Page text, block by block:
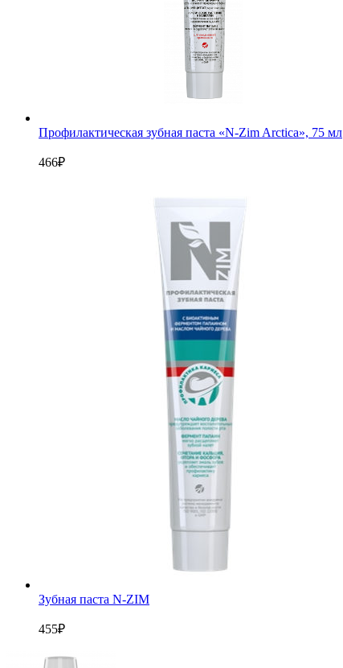
Профилактическая зубная паста «N-Zim Arctiсa», 75 мл
466₽
Зубная паста N-ZIM
455₽